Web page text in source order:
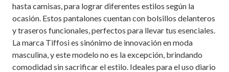
hasta camisas, para lograr diferentes estilos según la
ocasión. Estos pantalones cuentan con bolsillos delanteros
y traseros funcionales, perfectos para llevar tus esenciales.
La marca Tiffosi es sinónimo de innovación en moda
masculina, y este modelo no es la excepción, brindando
comodidad sin sacrificar el estilo. Ideales para el uso diario